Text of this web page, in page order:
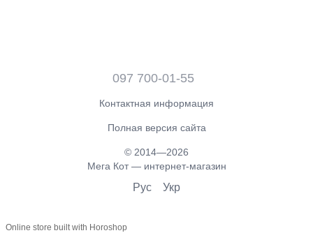
097 700-01-55
Контактная информация
Полная версия сайта
© 2014—2026
Мега Кот — интернет-магазин
Рус Укр
Online store built with Horoshop